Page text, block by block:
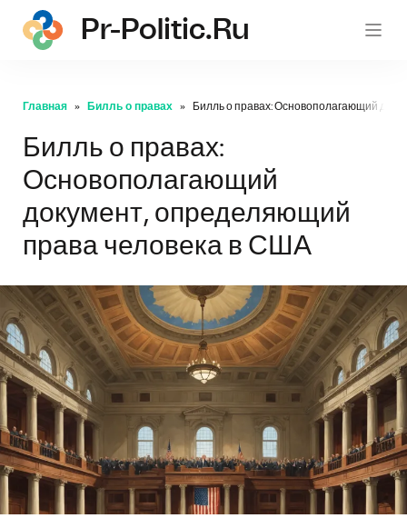
pr-
Pr-Politic.ru
Главная Билль о правах Билль о правах: Основополагающий
Билль о правах:
Основополагающий
документ, определяющий
права человека в США